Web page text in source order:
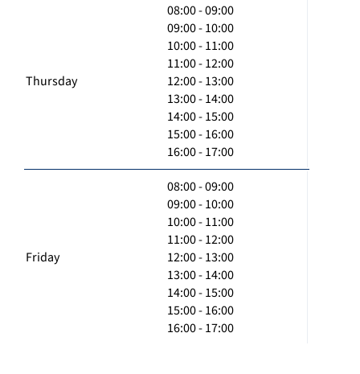
Thursday
08:00 - 09:00
09:00 - 10:00
10:00 - 11:00
11:00 - 12:00
12:00 - 13:00
13:00 - 14:00
14:00 - 15:00
15:00 - 16:00
16:00 - 17:00
Friday
08:00 - 09:00
09:00 - 10:00
10:00 - 11:00
11:00 - 12:00
12:00 - 13:00
13:00 - 14:00
14:00 - 15:00
15:00 - 16:00
16:00 - 17:00